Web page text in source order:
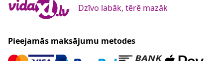
Dzīvo labāk, tērē mazāk
Pieejamās maksājumu metodes